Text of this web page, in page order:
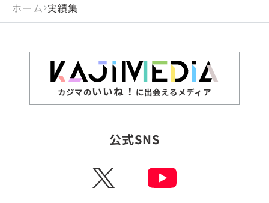
ホーム 実績集
カジマのいいね！ に出会えるメディア
公式SNS
X